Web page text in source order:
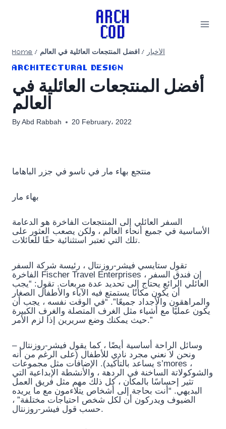
Home / الأخبار / أفضل المنتجعات العائلية في العالم
ARCHITECTURAL DESIGN
أفضل المنتجعات العائلية في
العالم
By Abd Rabbah 20 February، 2022
منتجع بهاء مار في ناسو في جزر الباهاما
بهاء مار
السفر العائلي إلى المنتجعات الفاخرة هو الدعامة
الأساسية في جميع أنحاء العالم ، ولكن يصعب العثور على
تلك التي تعتبر استثنائية حقًا للعائلات.
تقول ستايسي فيشر-روزنتال ، رئيسة شركة السفر
الفاخرة Fischer Travel Enterprises ، إن فندق السفر
العائلي الرائع يحتاج إلى تحديد عدة مربعات. تقول: “يجب
أن يكون مكانًا يستمتع فيه الآباء والأطفال الصغار
والمراهقون والأجداد جميعًا”. “في الوقت نفسه ، يجب أن
يكون عمليًا مع أشياء مثل الغرف المتصلة والغرف الكبيرة
حيث يمكنك وضع سريرين إذا لزم الأمر.”
وسائل الراحة أساسية أيضًا ، كما يقول فيشر-روزنتال –
ونحن لا نعني مجرد نادي للأطفال (على الرغم من أنه
يساعد بالتأكيد). الإضافات مثل مجموعات s’mores ،
والشوكولاتة الساخنة في الردهة ، والأنشطة الإبداعية التي
تثير إحساسًا بالمكان ، كل ذلك مهم مثل فريق العمل
البديهي. “أنت بحاجة إلى أشخاص يتلاءمون مع ما يريده
الضيوف ويدركون أن لكل شخص احتياجات مختلفة” ،
حسب قول فيشر-روزنتال.